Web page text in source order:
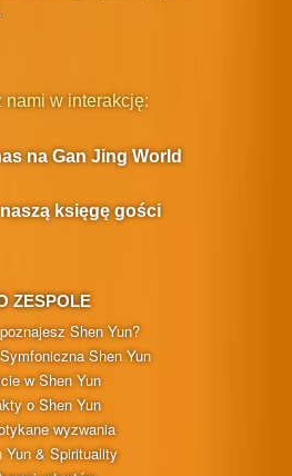
ZESPOLE
Shen Yun?
Shen Yun
w Shen Yun
o Shen Yun
wyzwania
Yun & Spirituality
nami w interakcję:
na Gan Jing World
księgę gości